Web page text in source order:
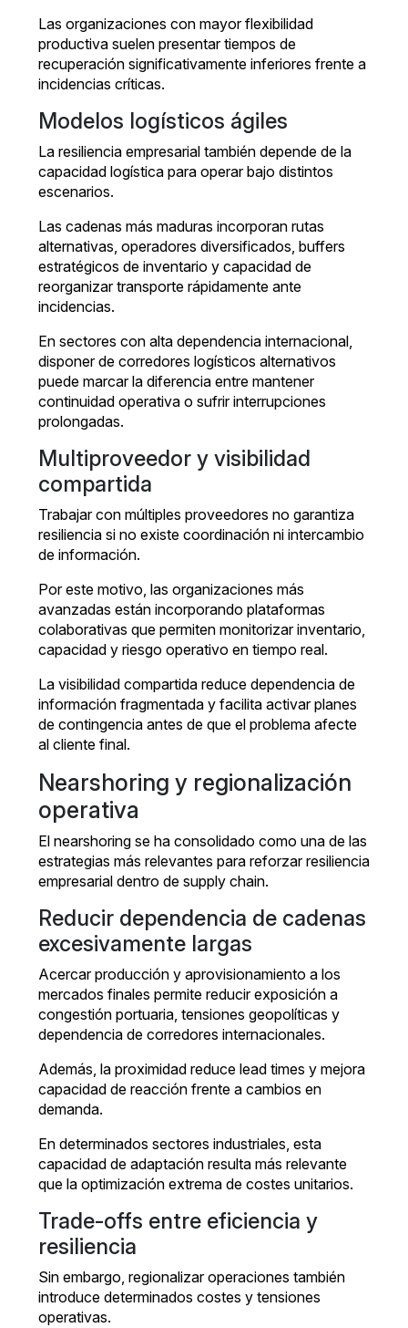
Las organizaciones con mayor flexibilidad
productiva suelen presentar tiempos de
recuperación significativamente inferiores frente a
incidencias críticas.
Modelos logísticos ágiles
La resiliencia empresarial también depende de la
capacidad logística para operar bajo distintos
escenarios.
Las cadenas más maduras incorporan rutas
alternativas, operadores diversificados, buffers
estratégicos de inventario y capacidad de
reorganizar transporte rápidamente ante
incidencias.
En sectores con alta dependencia internacional,
disponer de corredores logísticos alternativos
puede marcar la diferencia entre mantener
continuidad operativa o sufrir interrupciones
prolongadas.
Multiproveedor y visibilidad
compartida
Trabajar con múltiples proveedores no garantiza
resiliencia si no existe coordinación ni intercambio
de información.
Por este motivo, las organizaciones más
avanzadas están incorporando plataformas
colaborativas que permiten monitorizar inventario,
capacidad y riesgo operativo en tiempo real.
La visibilidad compartida reduce dependencia de
información fragmentada y facilita activar planes
de contingencia antes de que el problema afecte
al cliente final.
Nearshoring y regionalización
operativa
El nearshoring se ha consolidado como una de las
estrategias más relevantes para reforzar resiliencia
empresarial dentro de supply chain.
Reducir dependencia de cadenas
excesivamente largas
Acercar producción y aprovisionamiento a los
mercados finales permite reducir exposición a
congestión portuaria, tensiones geopolíticas y
dependencia de corredores internacionales.
Además, la proximidad reduce lead times y mejora
capacidad de reacción frente a cambios en
demanda.
En determinados sectores industriales, esta
capacidad de adaptación resulta más relevante
que la optimización extrema de costes unitarios.
Trade-offs entre eficiencia y
resiliencia
Sin embargo, regionalizar operaciones también
introduce determinados costes y tensiones
operativas.